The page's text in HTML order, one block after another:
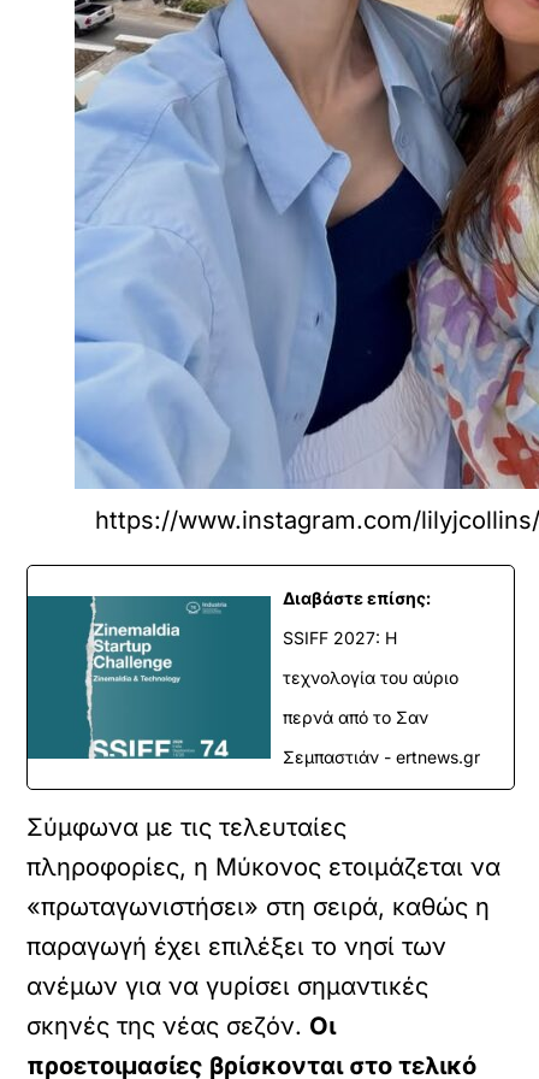
https://www.instagram.com/lilyjcollins/
Διαβάστε επίσης:
SSIFF 2027: Η
τεχνολογία του αύριο
περνά από το Σαν
Σεμπαστιάν - ertnews.gr
Σύμφωνα με τις τελευταίες
πληροφορίες, η Μύκονος ετοιμάζεται να
«πρωταγωνιστήσει» στη σειρά, καθώς η
παραγωγή έχει επιλέξει το νησί των
ανέμων για να γυρίσει σημαντικές
σκηνές της νέας σεζόν. Οι
προετοιμασίες βρίσκονται στο τελικό